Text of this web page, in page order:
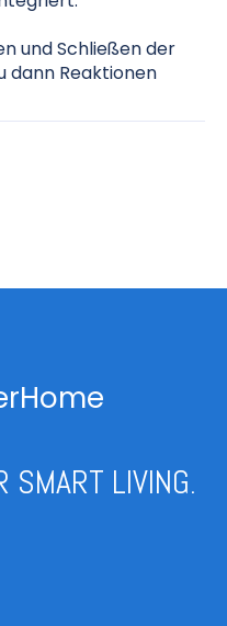
und Schließen der
dann Reaktionen
SMART LIVING.